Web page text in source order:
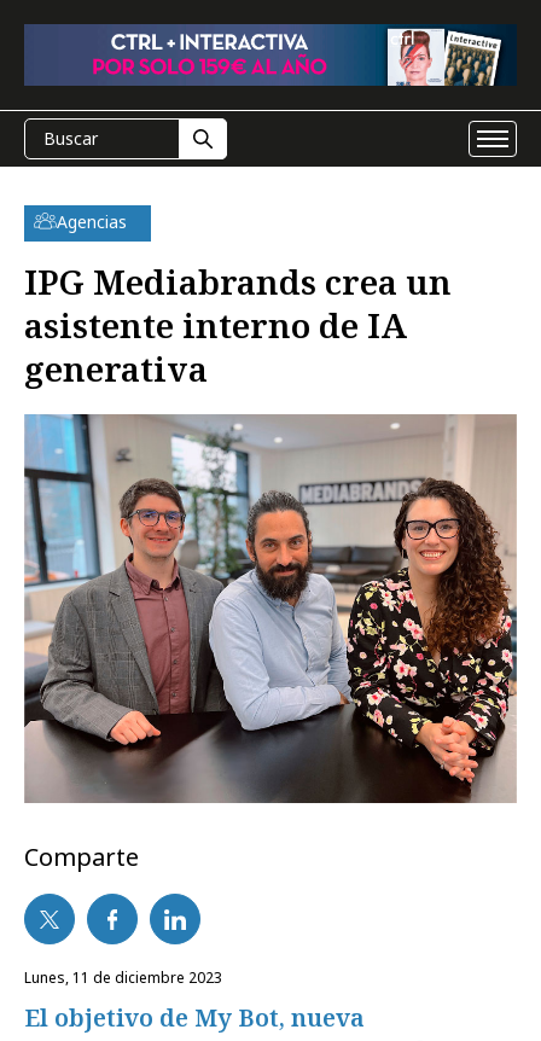
Agencias
IPG Mediabrands crea un
asistente interno de IA
generativa
Comparte
lunes, 11 de diciembre 2023
El objetivo de My Bot, nueva